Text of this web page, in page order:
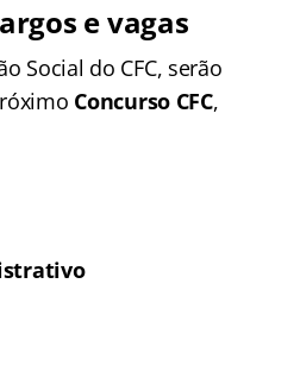
e vagas
Social do CFC, serão
Concurso CFC,